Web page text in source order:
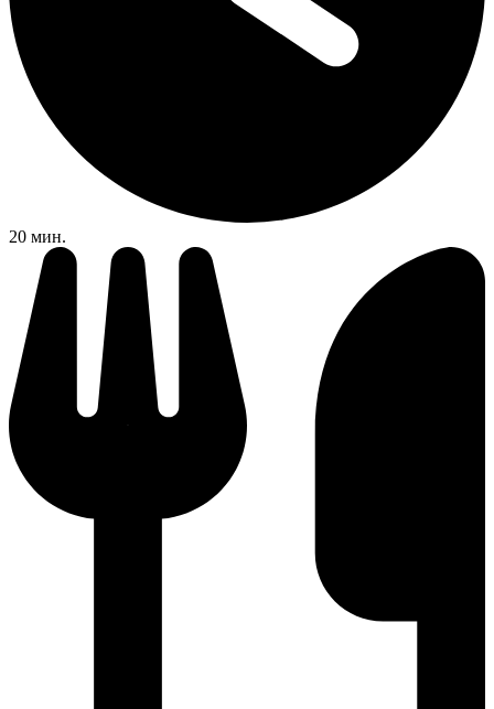
20 мин.